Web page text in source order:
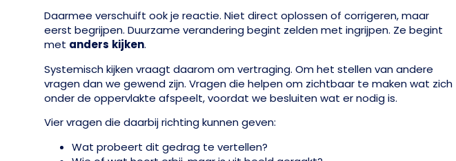
Daarmee verschuift ook je reactie. Niet direct oplossen of corrigeren, maar
eerst begrijpen. Duurzame verandering begint zelden met ingrijpen. Ze begint
met anders kijken.
Systemisch kijken vraagt daarom om vertraging. Om het stellen van andere
vragen dan we gewend zijn. Vragen die helpen om zichtbaar te maken wat zich
onder de oppervlakte afspeelt, voordat we besluiten wat er nodig is.
Vier vragen die daarbij richting kunnen geven:
Wat probeert dit gedrag te vertellen?